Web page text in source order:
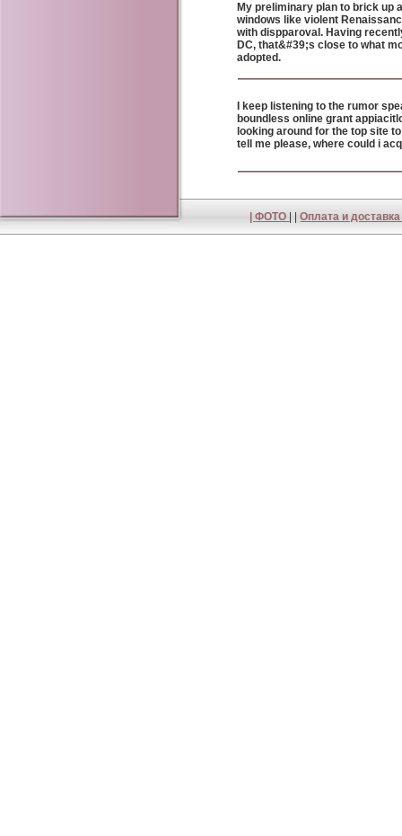
My preliminary plan to brick up
windows like violent
with dispparoval. Having
DC, that&#39;s close to what
adopted.
I keep listening to the rumor
boundless online grant
looking around for the top site
tell me please, where could i
|ФОТО | |Оплата и